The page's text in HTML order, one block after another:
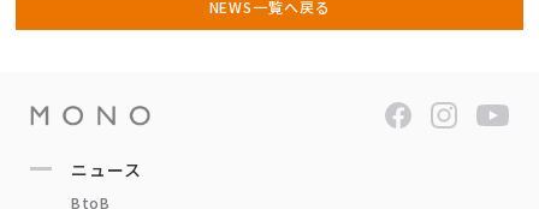
NEWS一覧へ戻る
ニュース
BtoB